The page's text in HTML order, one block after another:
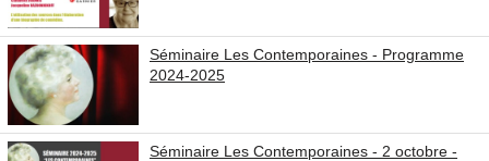
Séminaire Les Contemporaines - Programme
2024-2025
Séminaire Les Contemporaines - 2 octobre -